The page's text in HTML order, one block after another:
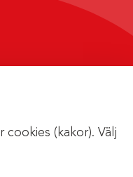
cookies (kakor). Välj